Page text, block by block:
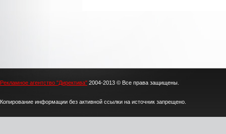
Рекламное агентство "Директива" 2004-2013 © Все права защищены.
Копирование информации без активной ссылки на источник запрещено.